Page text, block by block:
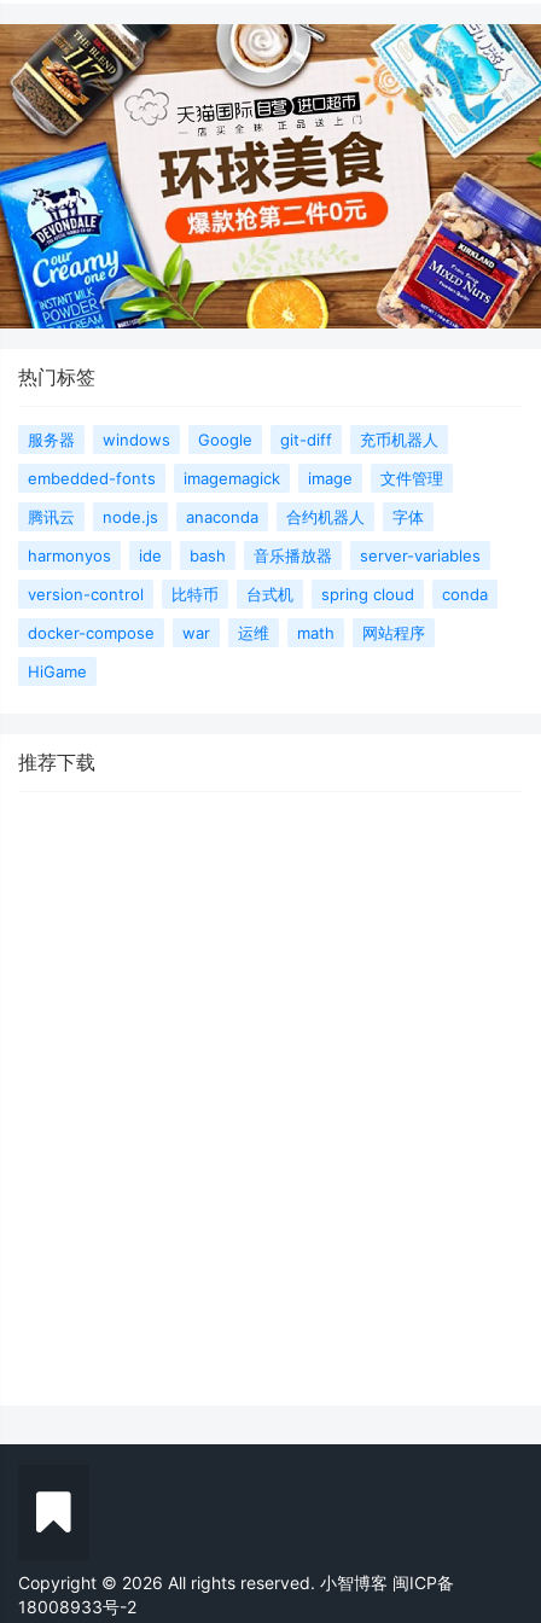
热门标签
服务器 windows Google git-diff
充币机器人
embedded-fonts
imagemagick image
文件管理
腾讯云
node.js anaconda 合约机器人
字体
harmonyos
ide bash 音乐播放器
server-variables
version-control
比特币 台式机 spring cloud
conda
docker-compose
war 运维 math
网站程序
HiGame
推荐下载
Copyright © 2026 All rights reserved. 小智博客 闽ICP备
18008933号-2